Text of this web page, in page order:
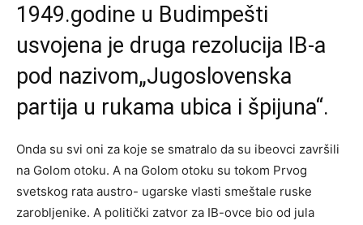
1949.godine u Budimpešti
usvojena je druga rezolucija IB-a
pod nazivom„Jugoslovenska
partija u rukama ubica i špijuna“.
Onda su svi oni za koje se smatralo da su ibeovci završili
na Golom otoku. A na Golom otoku su tokom Prvog
svetskog rata austro- ugarske vlasti smeštale ruske
zarobljenike. A politički zatvor za IB-ovce bio od jula